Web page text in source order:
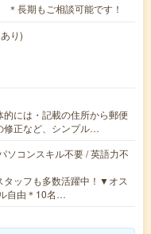
長期もご相談可能です！
り)
には・記載の住所から郵便
修正など、シンプル…
ソコンスキル不要 / 英語力不
タッフも多数活躍中！▼オス
自由＊10名…